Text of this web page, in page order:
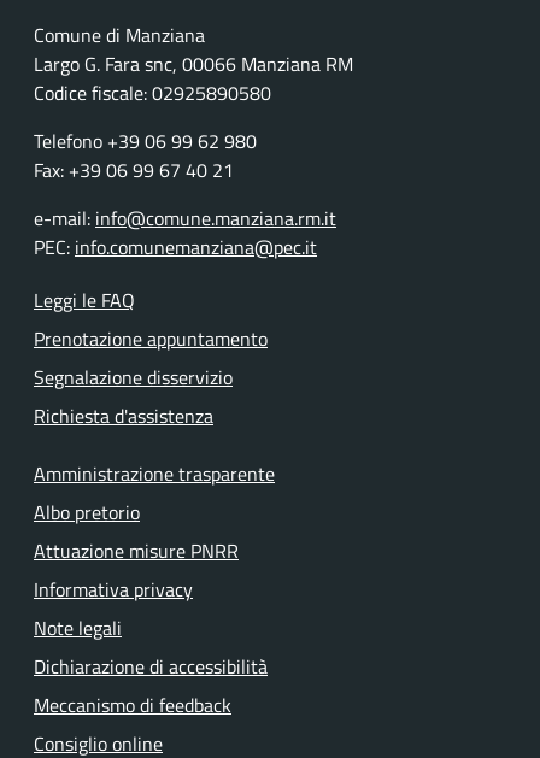
Comune di Manziana
Largo G. Fara snc, 00066 Manziana RM
Codice fiscale:02925890580
Telefono +39 06 99 62 980
Fax: +39 06 99 67 40 21
e-mail: info@comune.manziana.rm.it
PEC: info.comunemanziana@pec.it
Leggi le FAQ
Prenotazione appuntamento
Segnalazione disservizio
Richiesta d'assistenza
Amministrazione trasparente
Albo pretorio
Attuazione misure PNRR
Informativa privacy
Note legali
Dichiarazione di accessibilità
Meccanismo di feedback
Consiglio online